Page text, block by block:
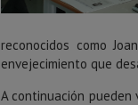
reconocidos como
envejecimiento que
A continuación